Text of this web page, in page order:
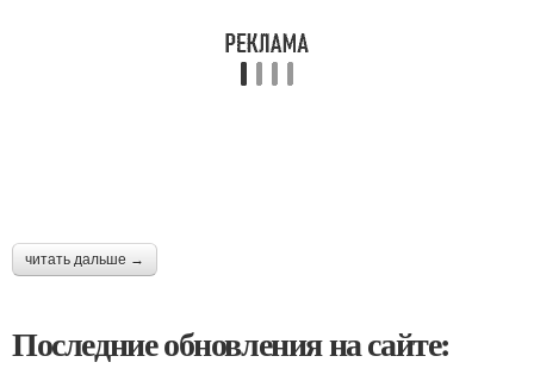
читать дальше →
Последние обновления на сайте: